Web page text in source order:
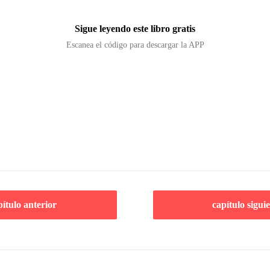
Sigue leyendo este libro gratis
Escanea el código para descargar la APP
anterior capítulo